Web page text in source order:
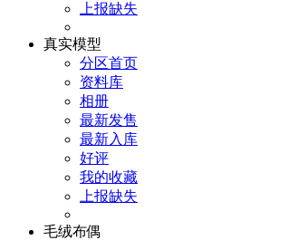
上报缺失
真实模型
分区首页
资料库
相册
最新发售
最新入库
好评
我的收藏
上报缺失
毛绒布偶